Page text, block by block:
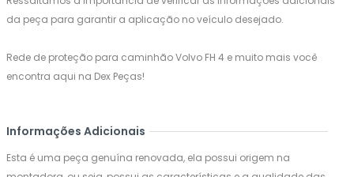
da peça para garantir a aplicação no veículo desejado.
Rede de proteção para caminhão Volvo FH 4 e muito mais você
encontra aqui na Dex Peças!
Informações Adicionais
Esta é uma peça genuína renovada, ela possui origem na